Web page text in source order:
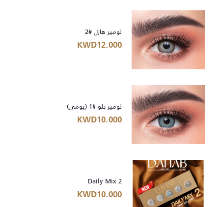
لومير هازل #2
KWD12.000
لومير بلو #1 (يومي)
KWD10.000
Daily Mix 2
KWD10.000